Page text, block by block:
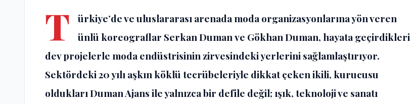
T
ürkiye’de ve uluslararası arenada moda organizasyonlarına yön veren
ünlü koreograflar Serkan Dumanve Gökhan Duman, hayata geçirdikleri
dev projelerle moda endüstrisinin zirvesindeki yerlerini sağlamlaştırıyor.
Sektördeki 20 yılı aşkın köklü tecrübeleriyle dikkat çeken ikili, kurucusu
oldukları Duman Ajans ile yalnızca bir defile değil; ışık, teknoloji ve sanatı